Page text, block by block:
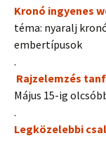
Kronó ingyenes
téma: nyaralj
embertípusok
.
Rajzelemzés
Május 15-ig
.
Legközelebbi